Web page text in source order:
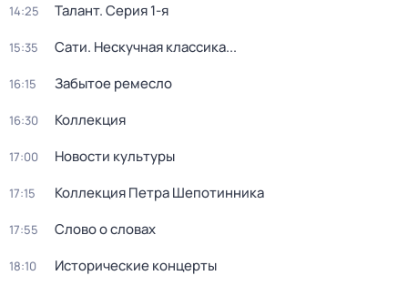
14:25 Талант. Серия 1-я
15:35 Сати. Нескучная классика...
16:15 Забытое ремесло
16:30 Коллекция
17:00 Новости культуры
17:15 Коллекция Петра Шепотинника
17:55 Слово о словах
18:10 Исторические концерты